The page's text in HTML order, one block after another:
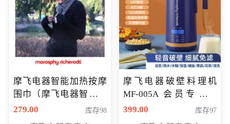
摩飞电器智能加热按摩
围巾（摩飞电器智能加
热按摩围脖） 会员专享
279.00 库存98
摩飞电器破壁料理机
MF-005A 会员专享价
198元
399.00 库存97